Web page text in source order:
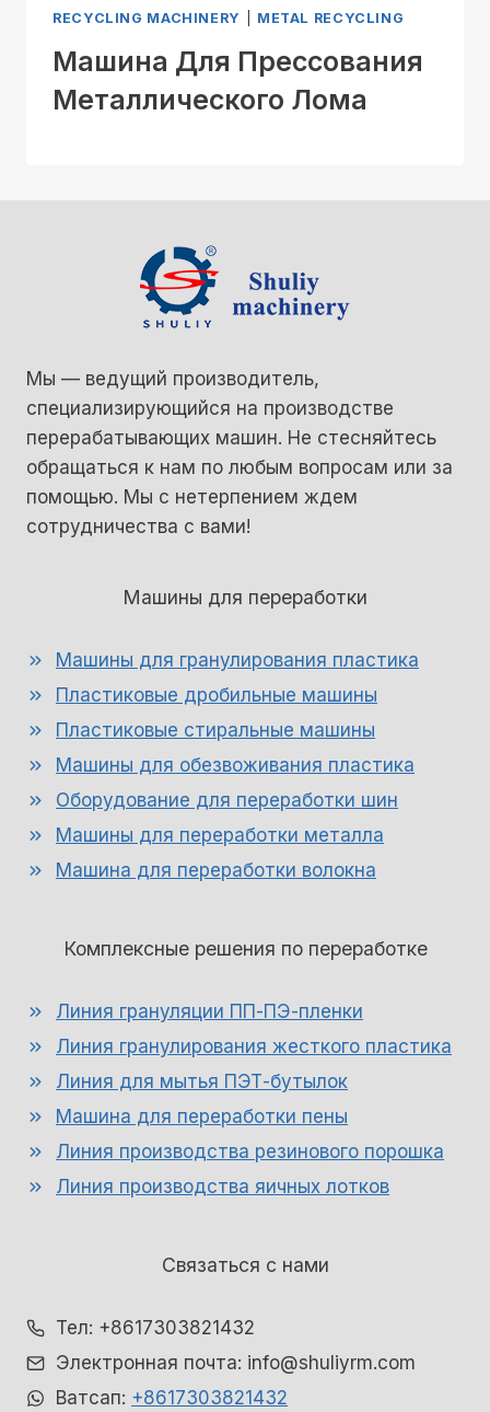
RECYCLING MACHINERY METAL RECYCLING
Машина Для Прессования
Металлического Лома
Мы — ведущий производитель,
специализирующийся на производстве
перерабатывающих машин. Не стесняйтесь
обращаться к нам по любым вопросам или за
помощью. Мы с нетерпением ждем
сотрудничества с вами!
Машины для переработки
Машины для гранулирования пластика
Пластиковые дробильные машины
Пластиковые стиральные машины
Машины для обезвоживания пластика
Оборудование для переработки шин
Машины для переработки металла
Машина для переработки волокна
Комплексные решения по переработке
Линия грануляции ПП-ПЭ-пленки
Линия гранулирования жесткого пластика
Линия для мытья ПЭТ-бутылок
Машина для переработки пены
Линия производства резинового порошка
Линия производства яичных лотков
Связаться с нами
Тел: +8617303821432
Электронная почта: info@shuliyrm.com
Ватсап: +8617303821432